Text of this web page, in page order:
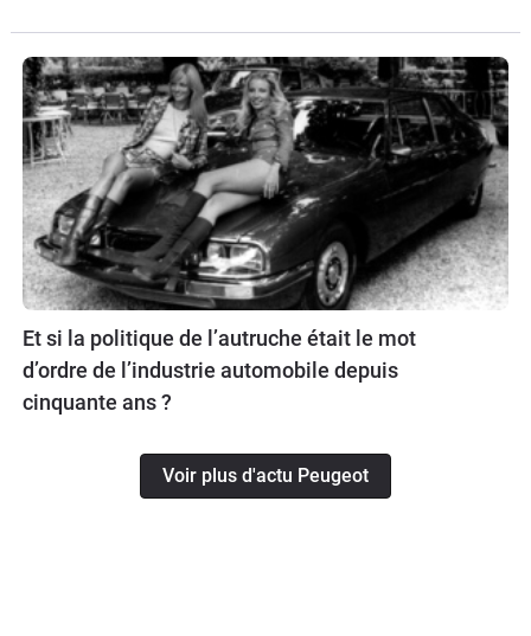
Et si la politique de l’autruche était le mot
d’ordre de l’industrie automobile depuis
cinquante ans ?
Voir plus d'actu Peugeot